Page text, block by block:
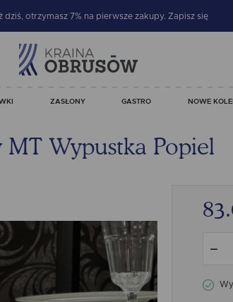
dziś, otrzymasz 7% na pierwsze zakupy. Zapisz się
ZASŁONY GASTRO NOWE
MT Wypustka Popiel